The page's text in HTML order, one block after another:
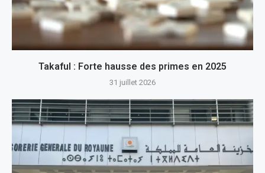
Takaful : Forte hausse des primes en 2025
31 juillet 2026